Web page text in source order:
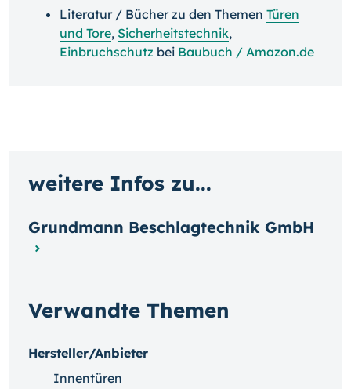
Literatur / Bücher zu den Themen Türen
und Tore, Sicherheitstechnik,
Einbruchschutz bei Baubuch / Amazon.de
Verwandte Themen
Hersteller/Anbieter
Innentüren
weitere Infos zu...
Grundmann Beschlagtechnik GmbH